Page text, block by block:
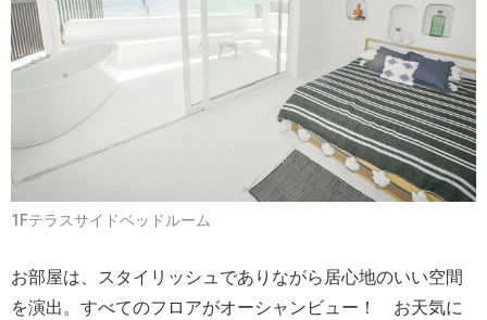
1Fテラスサイドベッドルーム
お部屋は、スタイリッシュでありながら居心地のいい空間
を演出。すべてのフロアがオーシャンビュー！ お天気に